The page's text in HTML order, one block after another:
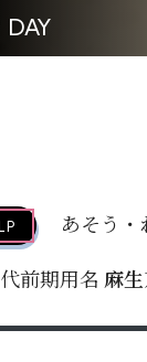
あそう・
前期用名 麻